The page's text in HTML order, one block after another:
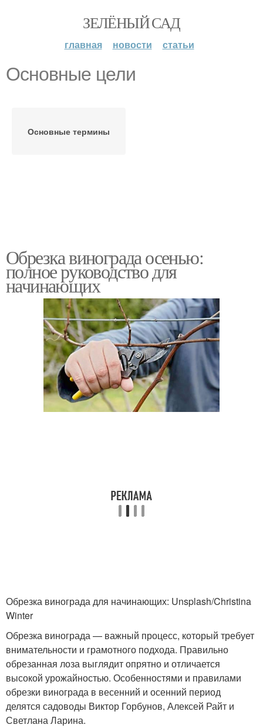
ЗЕЛЁНЫЙ САД
главная новости статьи
Основные цели
Основные термины
Обрезка винограда осенью:
полное руководство для
начинающих
Обрезка винограда для начинающих: Unsplash/Christina
Winter
Обрезка винограда — важный процесс, который требует
внимательности и грамотного подхода. Правильно
обрезанная лоза выглядит опрятно и отличается
высокой урожайностью. Особенностями и правилами
обрезки винограда в весенний и осенний период
делятся садоводы Виктор Горбунов, Алексей Райт и
Светлана Ларина.